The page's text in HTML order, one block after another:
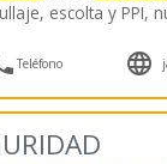
escolta y PPI,
Teléfono 